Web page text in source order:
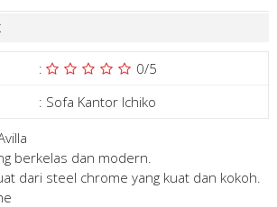
: 0/5
: Sofa Kantor Ichiko
berkelas dan modern.
dari steel chrome yang kuat dan kokoh.